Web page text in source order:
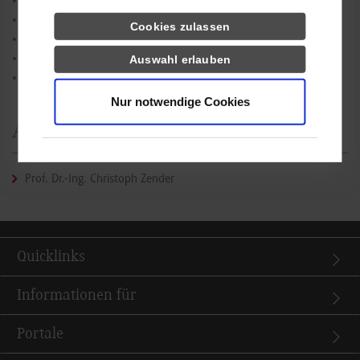
Cookies zulassen
Auswahl erlauben
Nur notwendige Cookies
Altera Entwicklungsumgebung
Cortex Evaluation Board
Entwicklungsumgebung Eclipse
Oszilloskope von Agilent/Keysight
Ansprechperson
Prof. Dr.-Ing. Christoph Zender
Quicklinks
Informationen für
Portale